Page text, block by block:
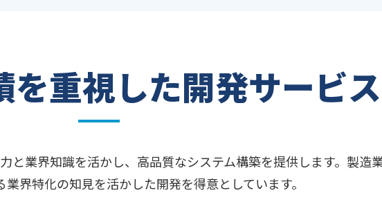
を重視した開発サービス
と業界知識を活かし、高品質なシステム構築を提供します。製造
界特化の知見を活かした開発を得意としています。